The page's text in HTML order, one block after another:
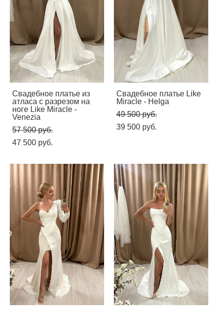
Свадебное платье из
атласа с разрезом на
ноге Like Miracle -
Venezia
57 500 pуб.
47 500 pуб.
Свадебное платье Like
Miracle - Helga
49 500 pуб.
39 500 pуб.